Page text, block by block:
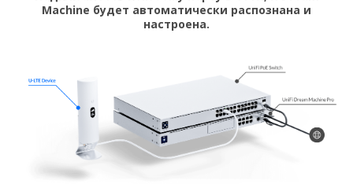
Machine будет автоматически распознана и
настроена.